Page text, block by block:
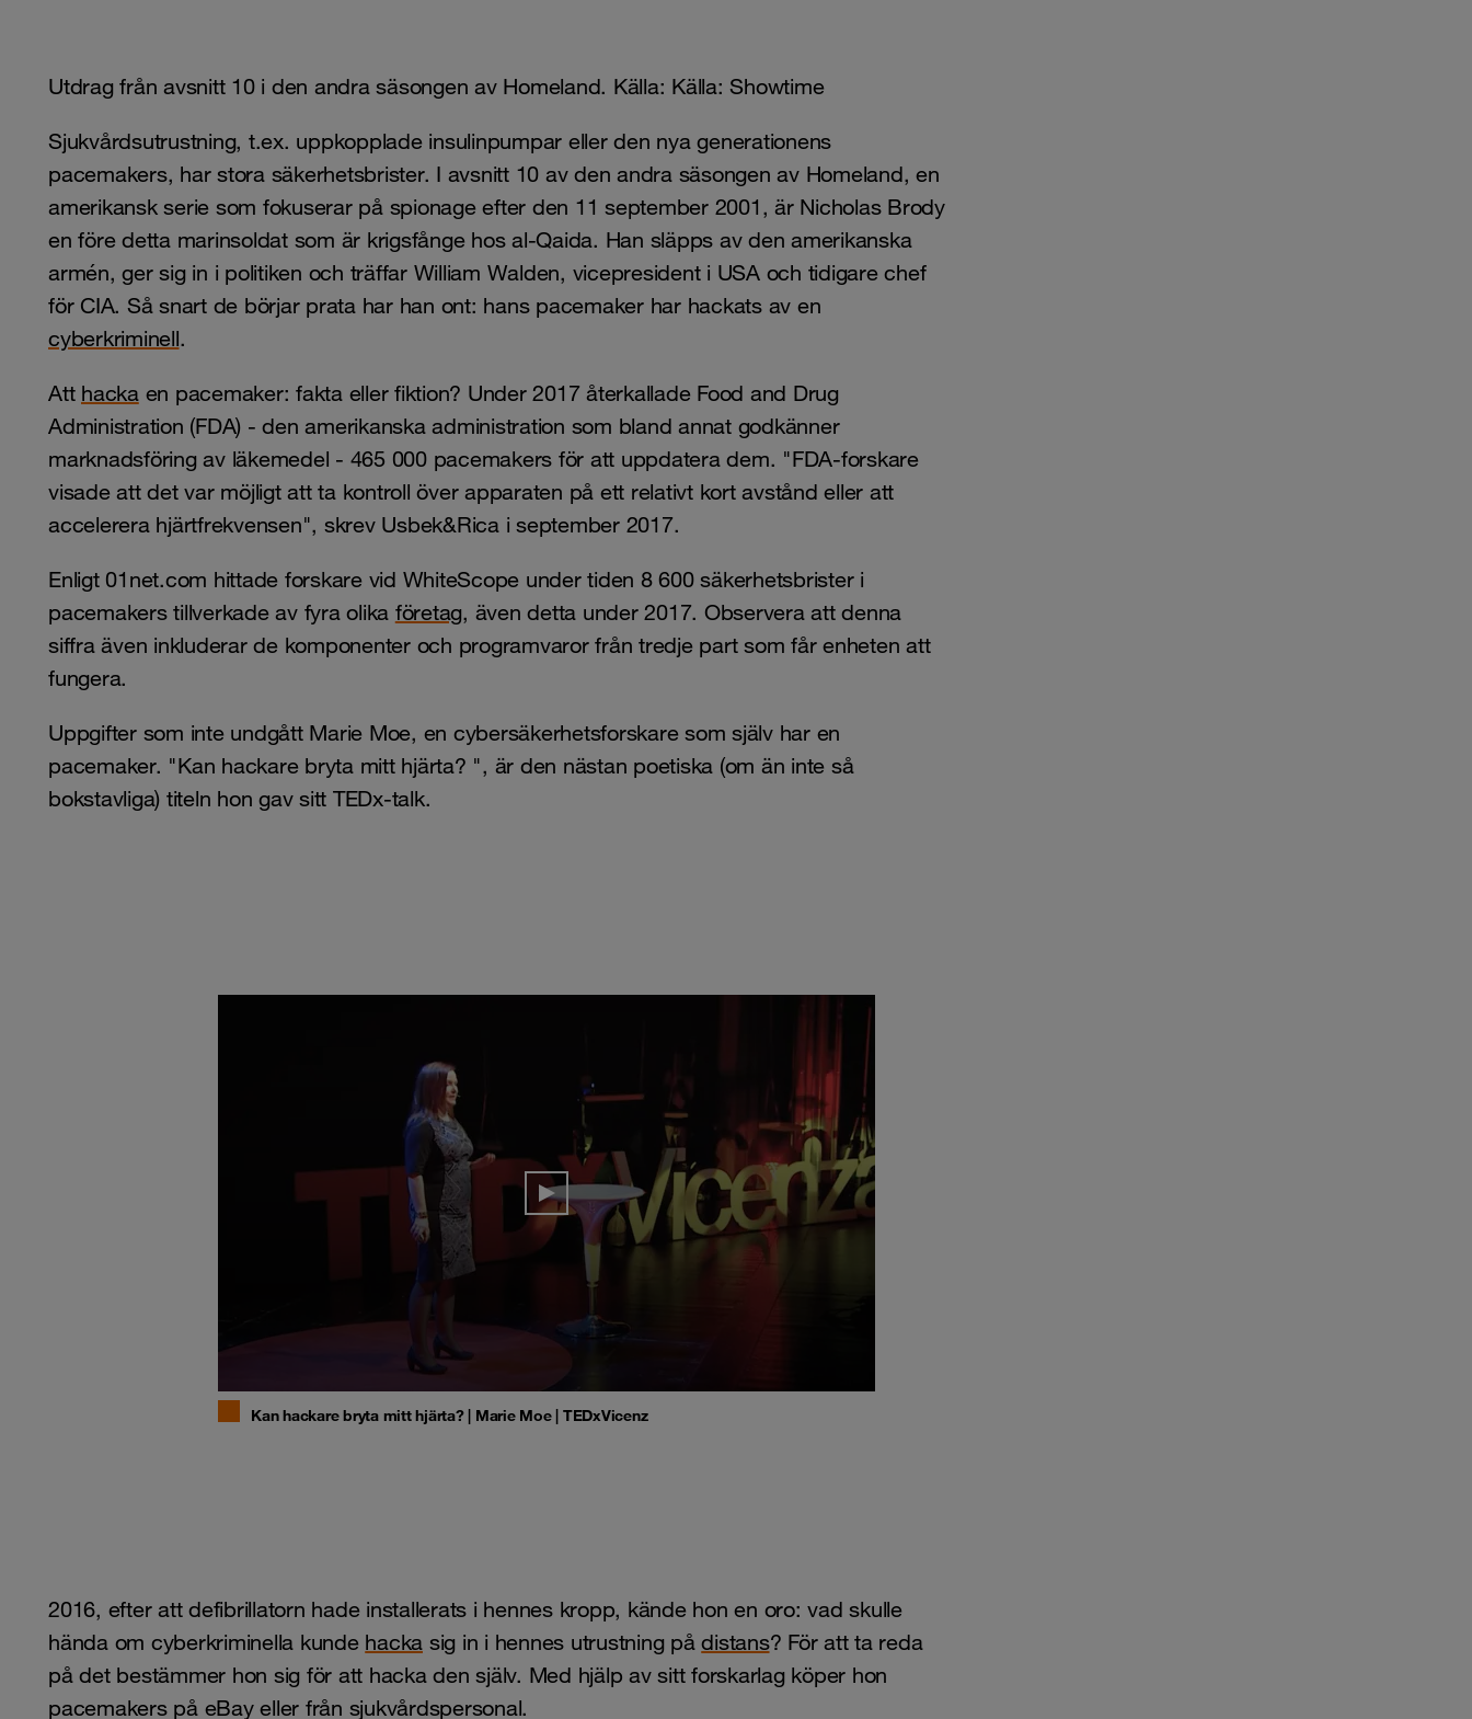
Utdrag från avsnitt 10 i den andra säsongen av Homeland. Källa: Källa: Showtime
Sjukvårdsutrustning, t.ex. uppkopplade insulinpumpar eller den nya generationens
pacemakers, har stora säkerhetsbrister. I avsnitt 10 av den andra säsongen av Homeland, en
amerikansk serie som fokuserar på spionage efter den 11 september 2001, är Nicholas Brody
en före detta marinsoldat som är krigsfånge hos al-Qaida. Han släpps av den amerikanska
armén, ger sig in i politiken och träffar William Walden, vicepresident i USA och tidigare chef
för CIA. Så snart de börjar prata har han ont: hans pacemaker har hackats av en
cyberkriminell.
Att hackaen pacemaker: fakta eller fiktion? Under 2017 återkallade Food and Drug
Administration (FDA) - den amerikanska administration som bland annat godkänner
marknadsföring av läkemedel - 465 000 pacemakers för att uppdatera dem. "FDA-forskare
visade att det var möjligt att ta kontroll över apparaten på ett relativt kort avstånd eller att
accelerera hjärtfrekvensen", skrev Usbek&Rica i september 2017.
Enligt 01net.com hittade forskare vid WhiteScope under tiden 8 600 säkerhetsbrister i
pacemakers tillverkade av fyra olika företag, även detta under 2017. Observera att denna
siffra även inkluderar de komponenter och programvaror från tredje part som får enheten att
fungera.
Uppgifter som inte undgått Marie Moe, en cybersäkerhetsforskare som själv har en
pacemaker. "Kan hackare bryta mitt hjärta? ", är den nästan poetiska (om än inte så
bokstavliga) titeln hon gav sitt TEDx-talk.
Kan hackare bryta mitt hjärta? | Marie Moe | TEDxVicenz
2016, efter att defibrillatorn hade installerats i hennes kropp, kände hon en oro: vad skulle
hända om cyberkriminella kunde hacka sig in i hennes utrustning pådistans? För att ta reda
på det bestämmer hon sig för att hacka den själv. Med hjälp av sitt forskarlag köper hon
pacemakers på eBay eller från sjukvårdspersonal.